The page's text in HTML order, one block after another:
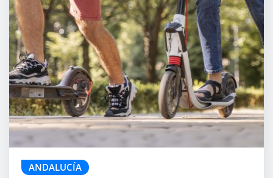
ANDALUCÍA